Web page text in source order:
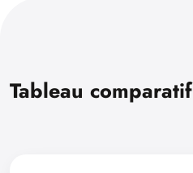
Tableau comparatif